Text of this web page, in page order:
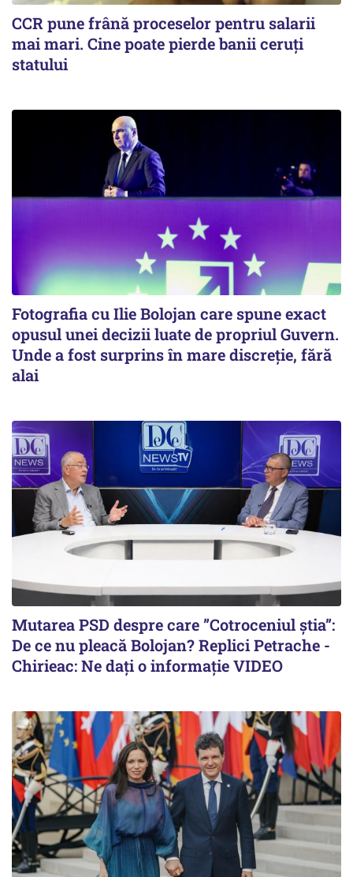
CCR pune frână proceselor pentru salarii
mai mari. Cine poate pierde banii ceruți
statului
Fotografia cu Ilie Bolojan care spune exact
opusul unei decizii luate de propriul Guvern.
Unde a fost surprins în mare discreție, fără
alai
Mutarea PSD despre care ”Cotroceniul știa”:
De ce nu pleacă Bolojan? Replici Petrache -
Chirieac: Ne dați o informație VIDEO